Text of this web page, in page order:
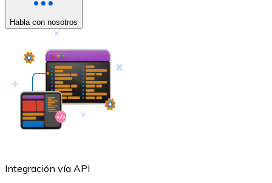
BTC
Habla con nosotros
Integración vía API